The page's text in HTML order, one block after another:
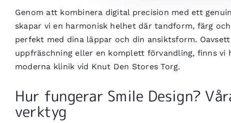
Genom att kombinera digital precision med ett
skapar vi en harmonisk helhet där tandform, färg
perfekt med dina läppar och din ansiktsform.
uppfräschning eller en komplett förvandling, finns vi
moderna klinik vid Knut Den Stores Torg.
Hur fungerar Smile Design?
verktyg